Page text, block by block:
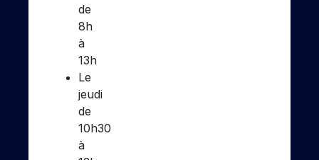
de
8h
à
13h
Le
jeudi
de
10h30
à